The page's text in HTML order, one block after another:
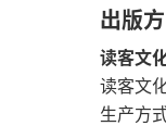
出版方
读客文
读客文
生产方